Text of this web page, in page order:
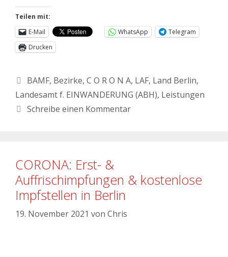
Teilen mit:
E-Mail
WhatsApp
Telegram
Drucken
BAMF, Bezirke, C O R O N A, LAF, Land Berlin,
Landesamt f. EINWANDERUNG (ABH), Leistungen
Schreibe einen Kommentar
CORONA: Erst- &
Auffrischimpfungen & kostenlose
Impfstellen in Berlin
19. November 2021 von Chris